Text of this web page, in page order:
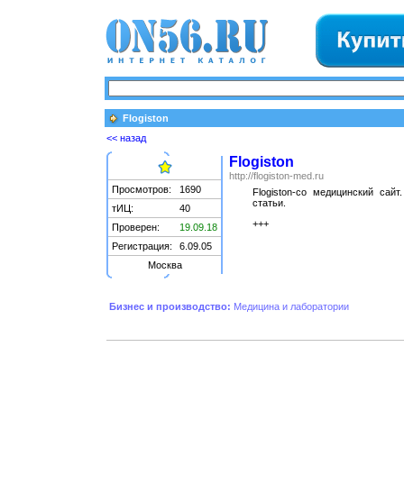
Flogiston
<< назад
Просмотров:
1690
тИЦ:
40
Проверен:
19.09.18
Регистрация:
6.09.05
Москва
Flogiston
http://flogiston-med.ru
Flogiston-co медицинский
статьи.
+++
Бизнес и производство: Медицина и лаборатории